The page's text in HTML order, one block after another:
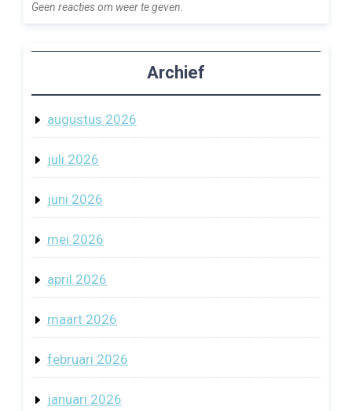
Geen reacties om weer te geven.
Archief
augustus 2026
juli 2026
juni 2026
mei 2026
april 2026
maart 2026
februari 2026
januari 2026